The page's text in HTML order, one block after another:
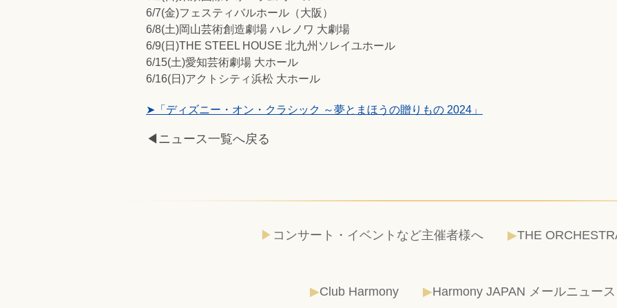
6/7(金)フェスティバルホール（大阪）
6/8(土)岡山芸術創造劇場 ハレノワ 大劇場
6/9(日)THE STEEL HOUSE 北九州ソレイユホール
6/15(土)愛知芸術劇場 大ホール
6/16(日)アクトシティ浜松 大ホール
➤「ディズニー・オン・クラシック ～夢とまほうの贈りもの 2024」
◀ニュース一覧へ戻る
コンサート・イベントなど主催者様へ THE
Club Harmony Harmony JAPAN メールニュース